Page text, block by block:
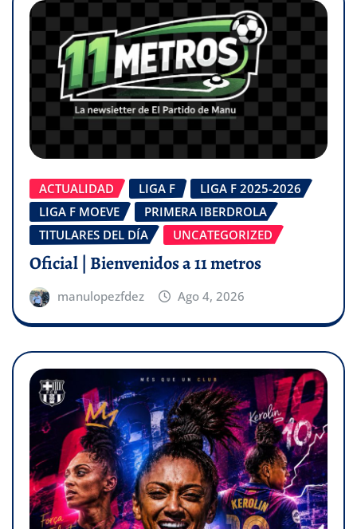
ACTUALIDAD LIGA F
LIGA F 2025-2026
LIGA F MOEVE
PRIMERA IBERDROLA
TITULARES DEL DÍA
UNCATEGORIZED
Oficial | Bienvenidos a 11 metros
manulopezfdez Ago 4, 2026